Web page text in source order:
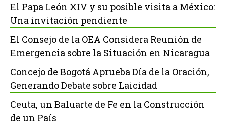
El Papa León XIV y su posible visita a México:
Una invitación pendiente
El Consejo de la OEA Considera Reunión de
Emergencia sobre la Situación en Nicaragua
Concejo de Bogotá Aprueba Día de la Oración,
Generando Debate sobre Laicidad
Ceuta, un Baluarte de Fe en la Construcción
de un País